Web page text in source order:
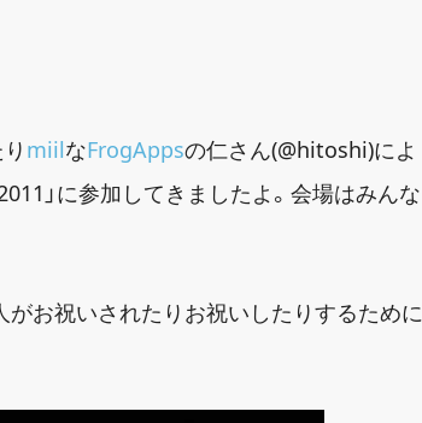
miilなFrogAppsの仁さん(@hitoshi)によ
」に参加してきましたよ。会場はみんな
お祝いされたりお祝いしたりするために